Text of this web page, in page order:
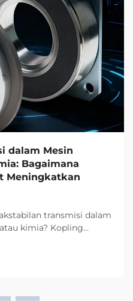
dalam Mesin
Bagaimana
Meningkatkan
transmisi dalam
kimia? Kopling
asbes. Ketahui